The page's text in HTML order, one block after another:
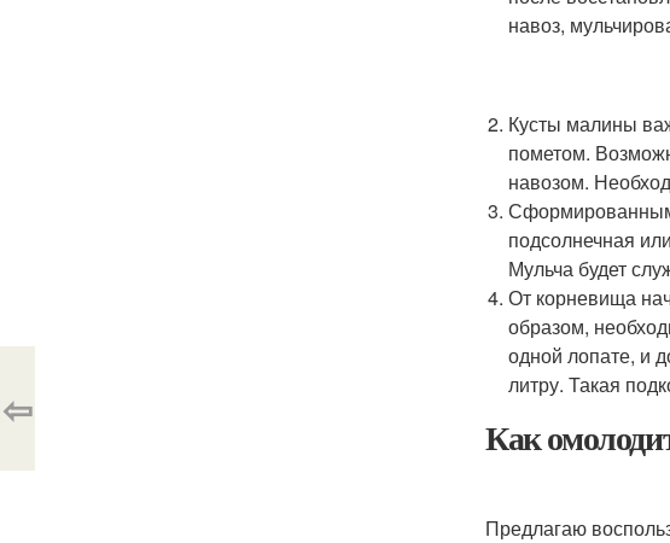
навоз,
Кусты малины
пометом.
навозом.
Сформированным
подсолнечная
Мульча будет
От корневища
образом,
одной лопате, и
литру. Такая
Как
Предлагаю
⇦